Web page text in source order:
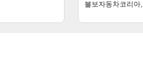
볼보자동차코리아